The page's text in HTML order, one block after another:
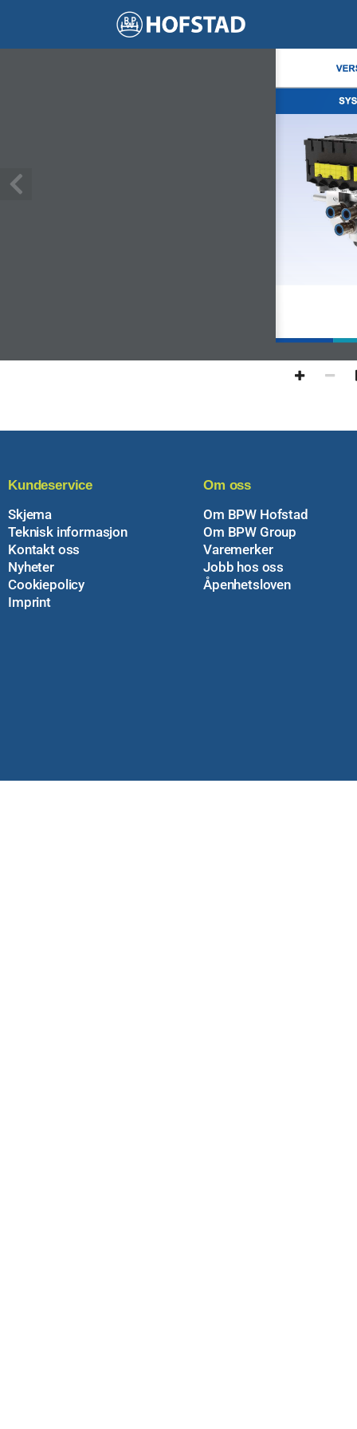
Kundeservice
Skjema
Teknisk informasjon
Kontakt oss
Nyheter
Cookiepolicy
Imprint
Om oss
Om BPW Hofstad
Om BPW Group
Varemerker
Jobb hos oss
Åpenhetsloven